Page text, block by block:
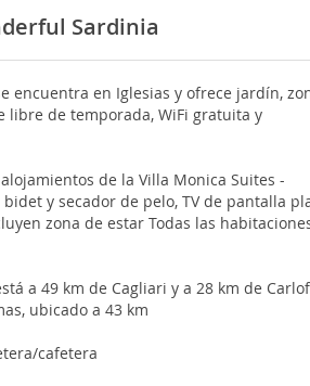
Sardinia
encuentra en Iglesias y ofrece jardín,
libre de temporada, WiFi gratuita y
de la Villa Monica Suites -
y secador de pelo, TV de pantalla
zona de estar Todas las
a 49 km de Cagliari y a 28 km de
ubicado a 43 km
cafetera